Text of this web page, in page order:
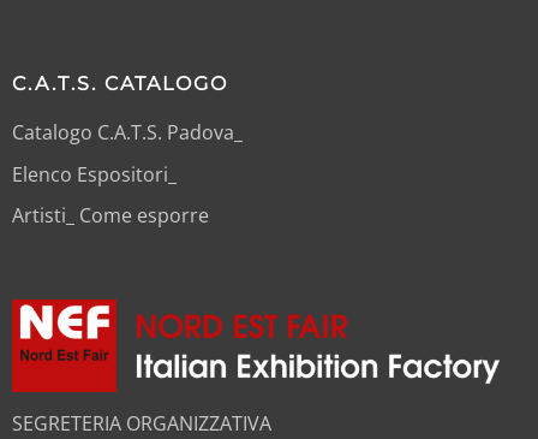
C.A.T.S. CATALOGO
Catalogo C.A.T.S. Padova_
Elenco Espositori_
Artisti_ Come esporre
SEGRETERIA ORGANIZZATIVA